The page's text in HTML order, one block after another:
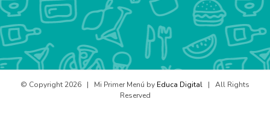
© Copyright 2026 | Mi Primer Menú by Educa Digital | All Rights
Reserved